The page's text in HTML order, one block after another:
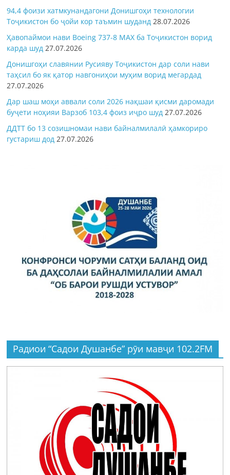
94,4 фоизи хатмкунандагони Донишгоҳи технологии
Тоҷикистон бо ҷойи кор таъмин шуданд 28.07.2026
Ҳавопаймои нави Boeing 737-8 MAX ба Тоҷикистон ворид
карда шуд 27.07.2026
Донишгоҳи славянии Русияву Тоҷикистон дар соли нави
таҳсил бо як қатор навгониҳои муҳим ворид мегардад
27.07.2026
Дар шаш моҳи аввали соли 2026 нақшаи қисми даромади
буҷети ноҳияи Варзоб 103,4 фоиз иҷро шуд 27.07.2026
ДДТТ бо 13 созишномаи нави байналмилалӣ ҳамкориро
густариш дод 27.07.2026
Радиои “Садои Душанбе” рӯи мавҷи 102.2FM